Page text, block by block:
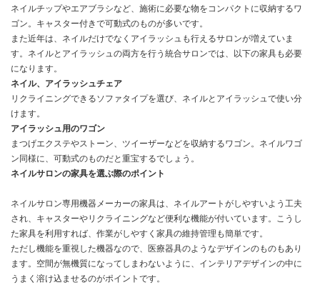
ネイルチップやエアブラシなど、施術に必要な物をコンパクトに収納するワ
ゴン。キャスター付きで可動式のものが多いです。
また近年は、ネイルだけでなくアイラッシュも行えるサロンが増えていま
す。ネイルとアイラッシュの両方を行う統合サロンでは、以下の家具も必要
になります。
ネイル、 アイラッシュチェア
リクライニングできるソファタイプを選び、ネイルとアイラッシュで使い分
けます。
アイラッシュ用のワゴン
まつげエクステやストーン、ツイーザーなどを収納するワゴン。ネイルワゴ
ン同様に、可動式のものだと重宝するでしょう。
ネイルサロンの家具を選ぶ際のポイント
ネイルサロン専用機器メーカーの家具は、ネイルアートがしやすいよう工夫
され、キャスターやリクライニングなど便利な機能が付いています。こうし
た家具を利用すれば、作業がしやすく家具の維持管理も簡単です。
ただし機能を重視した機器なので、医療器具のようなデザインのものもあり
ます。空間が無機質になってしまわないように、インテリアデザインの中に
うまく溶け込ませるのがポイントです。